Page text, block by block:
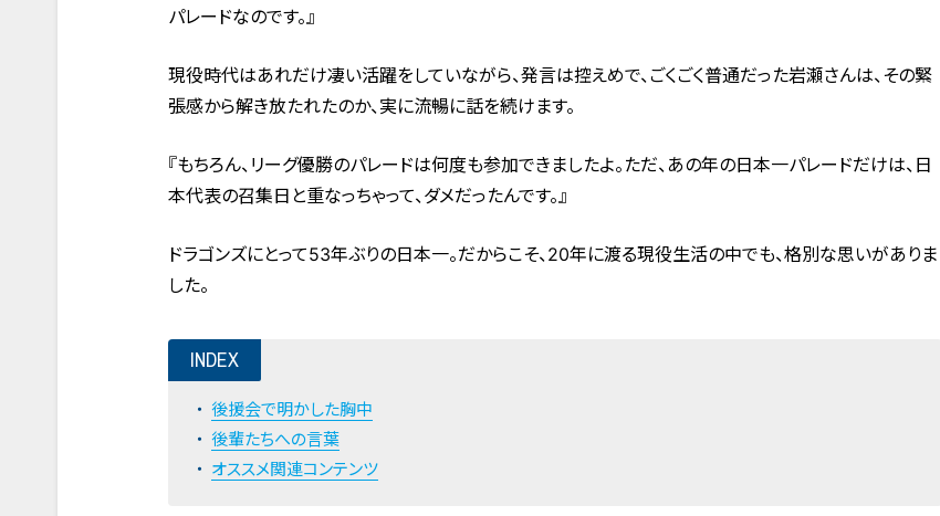
パレードなのです。』
現役時代はあれだけ凄い活躍をしていながら、発言は控えめで、ごくごく普通だった岩瀬さんは、その緊
張感から解き放たれたのか、実に流暢に話を続けます。
『もちろん、リーグ優勝のパレードは何度も参加できましたよ。ただ、あの年の日本一パレードだけは、日
本代表の召集日と重なっちゃって、ダメだったんです。』
ドラゴンズにとって53年ぶりの日本一。だからこそ、20年に渡る現役生活の中でも、格別な思いがありま
した。
INDEX
後援会で明かした胸中
後輩たちへの言葉
オススメ関連コンテンツ